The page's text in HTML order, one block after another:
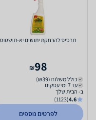
תרסיס להרחקת יתושים יא-תושטוס
98
₪
כולל משלוח (₪39)
עד 7 ימי עסקים
ב- הבית שלך
4.6
(1123)
לפרטים נוספים